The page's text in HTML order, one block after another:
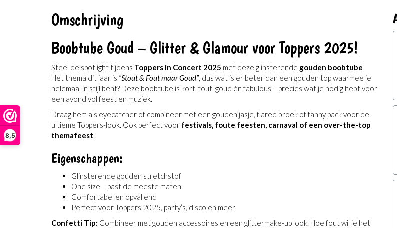
8,5
Omschrijving
Boobtube Goud – Glitter & Glamour voor Toppers 2025!
Steel de spotlight tijdens Toppers in Concert 2025 met deze glinsterende gouden boobtube!
Het thema dit jaar is “Stout & Fout maar Goud”, dus wat is er beter dan een gouden top waarmee je
helemaal in stijl bent? Deze boobtube is kort, fout, goud én fabulous – precies wat je nodig hebt voor
een avond vol feest en muziek.
Draag hem als eyecatcher of combineer met een gouden jasje, flared broek of fanny pack voor de
ultieme Toppers-look. Ook perfect voor festivals, foute feesten, carnaval of een over-the-top
themafeest.
Eigenschappen:
Glinsterende gouden stretchstof
One size – past de meeste maten
Comfortabel en opvallend
Perfect voor Toppers 2025, party’s, disco en meer
Confetti Tip: Combineer met gouden accessoires en een glittermake-up look. Hoe fout wil je het